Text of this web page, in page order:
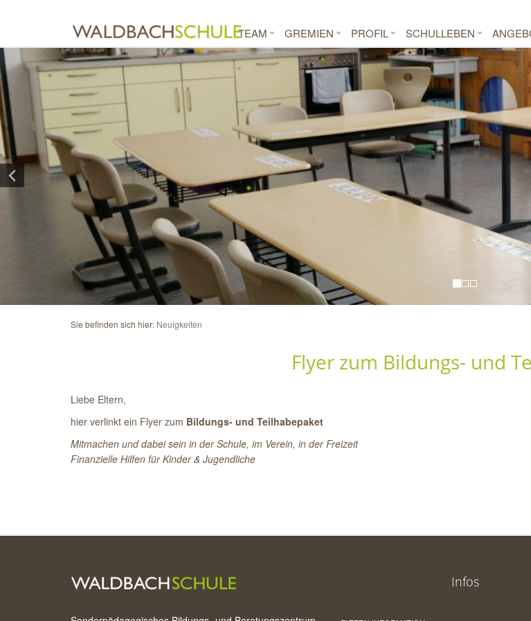
TEAM GREMIEN PROFIL SCHULLEBEN
Sie befinden sich hier: Neuigkeiten
Flyer zum Bildungs- und
Liebe Eltern,
hier verlinkt ein Flyer zum Bildungs- und Teilhabepaket
Mitmachen und dabei sein in der Schule, im Verein, in der Freizeit
Finanzielle Hilfen für Kinder & Jugendliche
Infos